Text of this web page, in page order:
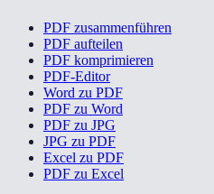
PDF zusammenführen
PDF aufteilen
PDF komprimieren
PDF-Editor
Word zu PDF
PDF zu Word
PDF zu JPG
JPG zu PDF
Excel zu PDF
PDF zu Excel